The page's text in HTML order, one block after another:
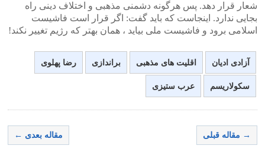
شعار قرار دهد. پس هرگونه دشمنی مذهبی و اختلاف دینی راه
بجایی ندارد. اینجاست که باید گفت: اگر قرار است فاشیست
اسلامی برود و فاشیست ملی بیاید ، همان بهتر که رژیم تغییر نکند!
آزادی ادیان اقلیت های مذهبی براندازی رضا پهلوی
سکولاریسم عرب ستیزی
→ مقاله قبلی مقاله بعدی ←